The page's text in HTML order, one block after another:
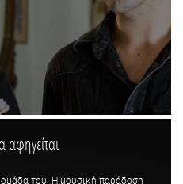
του. Η μουσική παράδοση